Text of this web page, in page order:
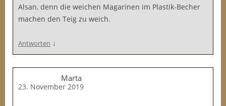
Alsan, denn die weichen Magarinen im Plastik-Becher
machen den Teig zu weich.
Antworten ↓
Marta
23. November 2019